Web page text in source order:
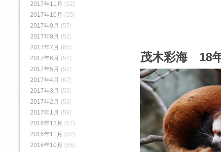
茂木彩海 18
2017年11月 (52)
2017年10月 (55)
2017年9月 (57)
2017年8月 (52)
2017年7月 (65)
2017年6月 (52)
2017年5月 (52)
2017年4月 (67)
2017年3月 (55)
2017年2月 (53)
2017年1月 (59)
2016年12月 (57)
2016年11月 (52)
2016年10月 (65)